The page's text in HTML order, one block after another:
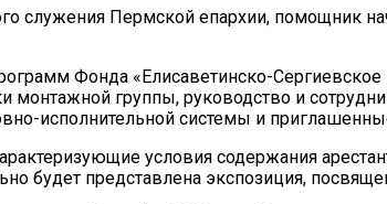
служения Пермской епархии, помощник
Фонда «Елисаветинско-
группы, руководство и
исполнительной системы и
условия содержания
будет представлена экспозиция,